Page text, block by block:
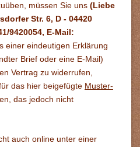
müssen Sie uns (Liebe
Str. 6, D - 04420
9420054, E-Mail:
einer eindeutigen Erklärung
Brief oder eine E-Mail)
Vertrag zu widerrufen,
das hier beigefügte Muster-
das jedoch nicht
auch online unter einer